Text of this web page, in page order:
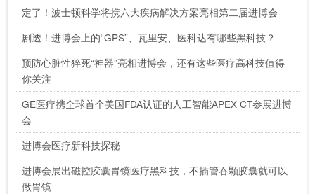
定了！波士顿科学将携六大疾病解决方案亮相第二届进博会
剧透！进博会上的“GPS”、瓦里安、医科达有哪些黑科技？
预防心脏性猝死“神器”亮相进博会，还有这些医疗高科技值得
你关注
GE医疗携全球首个美国FDA认证的人工智能APEX CT参展进博
会
进博会医疗新科技探秘
进博会展出磁控胶囊胃镜医疗黑科技，不插管吞颗胶囊就可以
做胃镜